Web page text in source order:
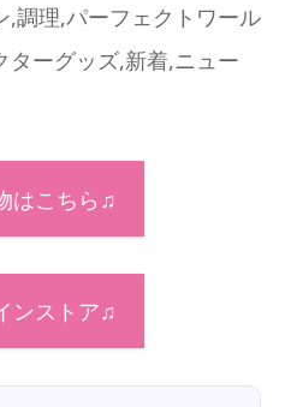
,調理,パーフェクトワール
ターグッズ,新着,ニュー
はこちら♫
ンストア♫